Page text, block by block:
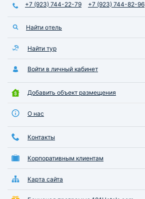
+7 (923) 744-22-79 +7 (923) 744-82-96
Найти отель
Найти тур
Войти в личный кабинет
Добавить объект размещения
О нас
Контакты
Корпоративным клиентам
Карта сайта